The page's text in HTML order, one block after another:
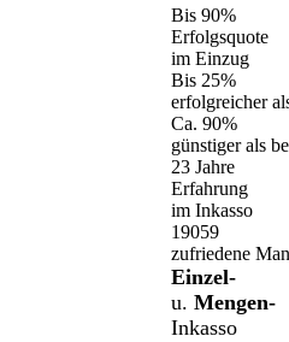
Bis 90%
Erfolgsquote
im Einzug
Bis 25%
erfolgreicher
Ca. 90%
günstiger als
23 Jahre
Erfahrung
im Inkasso
19059
zufriedene
Einzel-
u. Mengen-
Inkasso